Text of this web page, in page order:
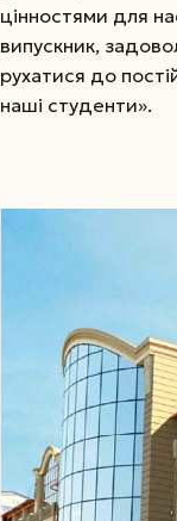
цінностями для
випускник,
рухатися до
наші студенти».